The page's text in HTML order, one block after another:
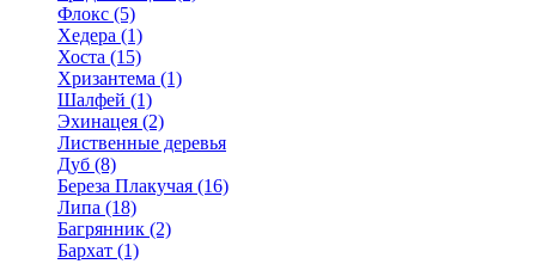
Флокс (5)
Хедера (1)
Хоста (15)
Хризантема (1)
Шалфей (1)
Эхинацея (2)
Лиственные деревья
Дуб (8)
Береза Плакучая (16)
Липа (18)
Багрянник (2)
Бархат (1)